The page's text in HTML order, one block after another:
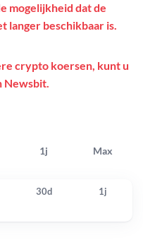
1j Max
mogelijkheid dat de
langer beschikbaar is.
crypto koersen, kunt u
Newsbit.
30d 1j